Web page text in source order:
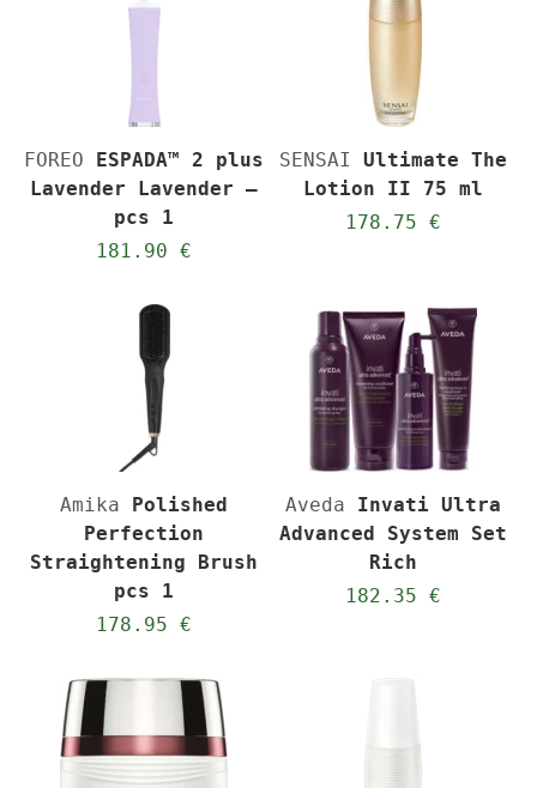
FOREO ESPADA™ 2 plus
Lavender Lavender –
pcs 1
181.90 €
SENSAI
Ultimate The
Lotion II 75 ml
178.75 €
Amika Polished
Perfection
Straightening Brush
pcs 1
178.95 €
Aveda Invati Ultra
Advanced System Set
Rich
182.35 €